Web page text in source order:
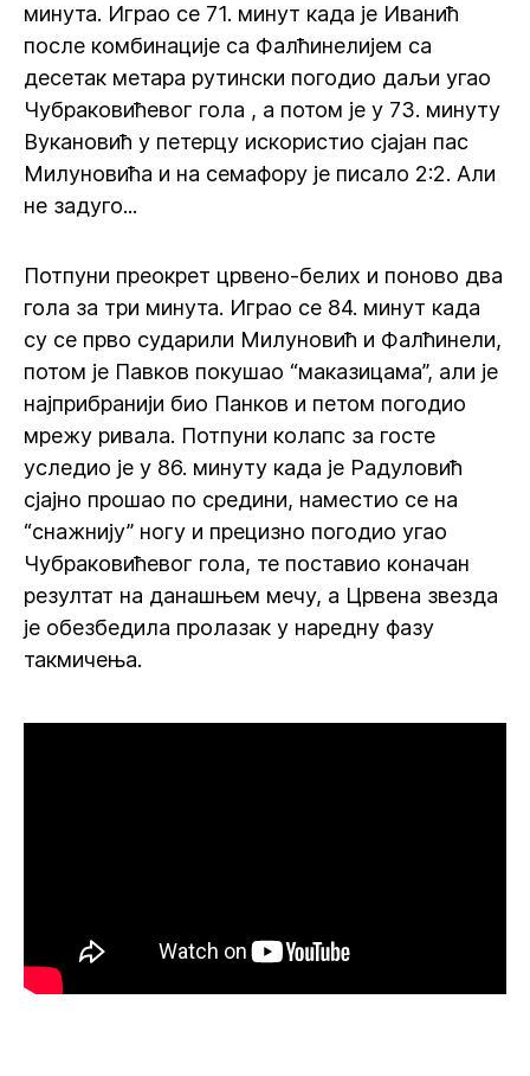
минута. Играо се 71. минут када је Иванић
после комбинације са Фалћинелијем са
десетак метара рутински погодио даљи угао
Чубраковићевог гола , а потом је у 73. минуту
Вукановић у петерцу искористио сјајан пас
Милуновића и на семафору је писало 2:2. Али
не задуго...
Потпуни преокрет црвено-белих и поново два
гола за три минута. Играо се 84. минут када
су се прво сударили Милуновић и Фалћинели,
потом је Павков покушао “маказицама”, али је
најприбранији био Панков и петом погодио
мрежу ривала. Потпуни колапс за госте
уследио је у 86. минуту када је Радуловић
сјајно прошао по средини, наместио се на
“снажнију” ногу и прецизно погодио угао
Чубраковићевог гола, те поставио коначан
резултат на данашњем мечу, а Црвена звезда
је обезбедила пролазак у наредну фазу
такмичења.